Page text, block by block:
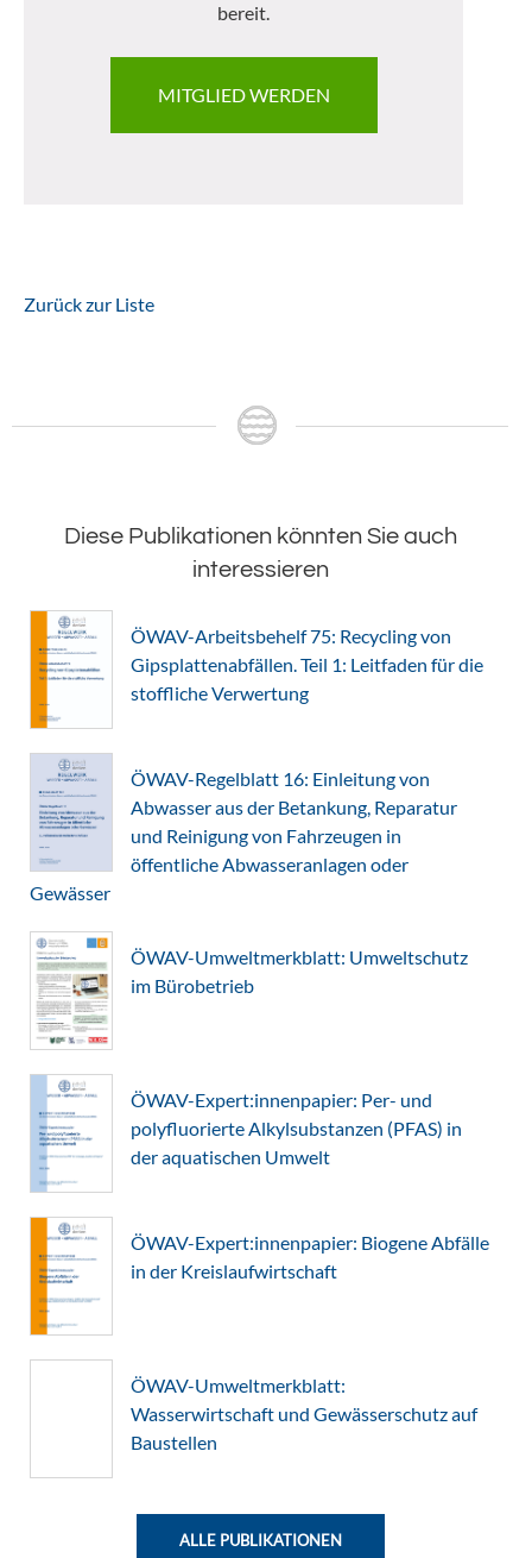
bereit.
MITGLIED WERDEN
Zurück zur Liste
Diese Publikationen könnten Sie auch
interessieren
ÖWAV-Arbeitsbehelf 75: Recycling von
Gipsplattenabfällen. Teil 1: Leitfaden für die
stoffliche Verwertung
ÖWAV-Regelblatt 16: Einleitung von
Abwasser aus der Betankung, Reparatur
und Reinigung von Fahrzeugen in
öffentliche Abwasseranlagen oder
Gewässer
ÖWAV-Umweltmerkblatt: Umweltschutz
im Bürobetrieb
ÖWAV-Expert:innenpapier: Per- und
polyfluorierte Alkylsubstanzen (PFAS) in
der aquatischen Umwelt
ÖWAV-Expert:innenpapier: Biogene Abfälle
in der Kreislaufwirtschaft
ÖWAV-Umweltmerkblatt:
Wasserwirtschaft und Gewässerschutz auf
Baustellen
ALLE PUBLIKATIONEN